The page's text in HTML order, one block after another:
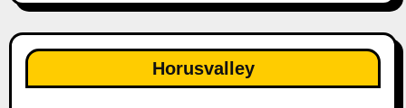
Horusvalley